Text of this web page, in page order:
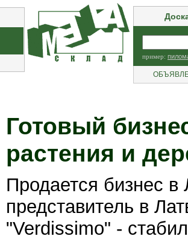
пример:
Готовый
растения и
Продается бизнес
представитель в
"Verdissimo" -